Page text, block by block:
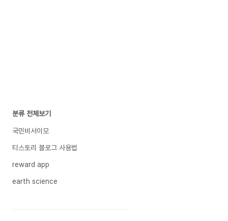
분류 전체보기
국민비서이모
티스토리 블로그 사용법
reward app
earth science